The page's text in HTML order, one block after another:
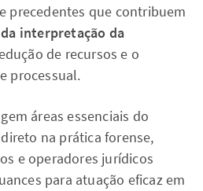
precedentes que contribuem
interpretação da
de recursos e o
processual.
áreas essenciais do
na prática forense,
e operadores jurídicos
para atuação eficaz em